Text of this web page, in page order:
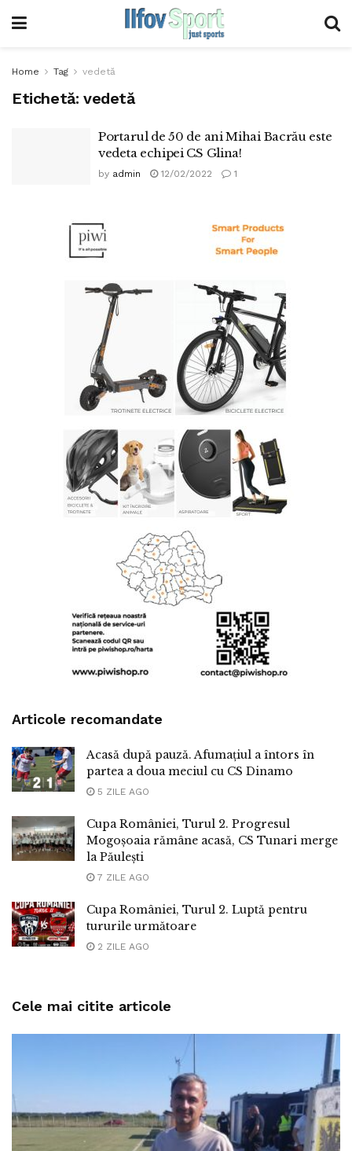
Home Tag vedetă
Etichetă: vedetă
Portarul de 50 de ani Mihai Bacrău este
vedeta echipei CS Glina!
by admin 12/02/2022 1
Articole recomandate
Acasă după pauză. Afumațiul a întors în
partea a doua meciul cu CS Dinamo
5 ZILE AGO
Cupa României, Turul 2. Progresul
Mogoșoaia rămâne acasă, CS Tunari merge
la Păulești
7 ZILE AGO
Cupa României, Turul 2. Luptă pentru
tururile următoare
2 ZILE AGO
Cele mai citite articole